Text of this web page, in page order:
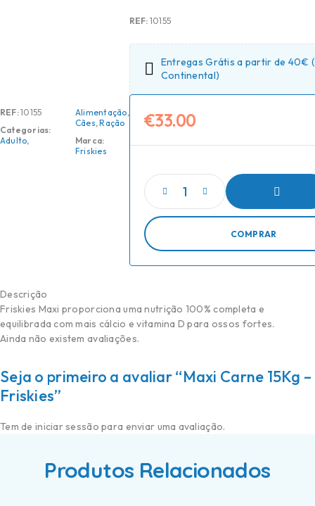
REF:10155
Categorias:
Adulto,
Alimentação,
Cães,Ração
Marca:
Friskies
REF: 10155
Entregas Grátis a partir de 40€
Continental)
€33.00
COMPRAR
Descrição
Friskies Maxi proporciona uma nutrição 100% completa e
equilibrada com mais cálcio e vitamina D para ossos fortes.
Ainda não existem avaliações.
Seja o primeiro a avaliar “Maxi Carne 15Kg –
Friskies”
Tem de iniciar sessão para enviar uma avaliação.
Produtos Relacionados